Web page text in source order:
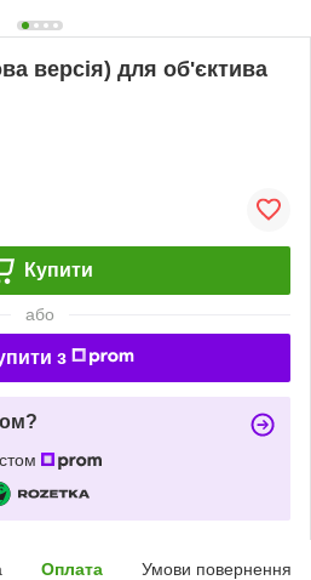
версія) для об'єктива
Купити
або
з
Оплата Умови повернення